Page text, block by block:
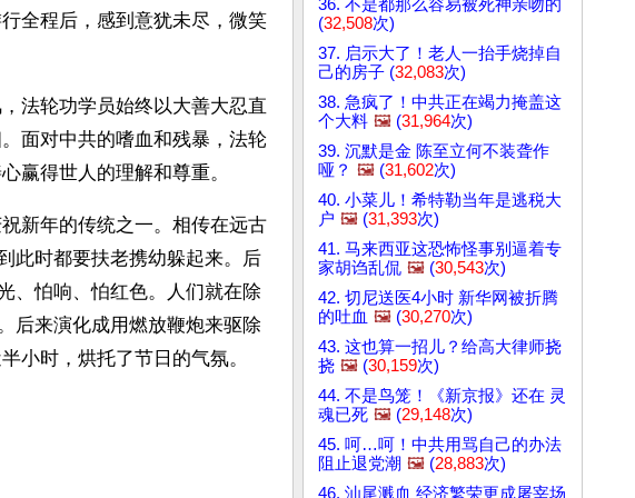
全程后，感到意犹未尽，微笑
法轮功学员始终以大善大忍直
面对中共的嗜血和残暴，法轮
赢得世人的理解和尊重。
新年的传统之一。相传在远古
此时都要扶老携幼躲起来。后
、怕响、怕红色。人们就在除
后来演化成用燃放鞭炮来驱除
小时，烘托了节日的气氛。
36. 不是都那么容易被死神亲吻的
(32,508次)
37. 启示大了！老人一抬手烧掉自
己的房子 (32,083次)
38. 急疯了！中共正在竭力掩盖这
个大料 🖼️ (31,964次)
39. 沉默是金 陈至立何不装聋作
哑？ 🖼️ (31,602次)
40. 小菜儿！希特勒当年是逃税大
户 🖼️ (31,393次)
41. 马来西亚这恐怖怪事别逼着专
家胡诌乱侃 🖼️ (30,543次)
42. 切尼送医4小时 新华网被折腾
的吐血 🖼️ (30,270次)
43. 这也算一招儿？给高大律师挠
挠 🖼️ (30,159次)
44. 不是鸟笼！《新京报》还在 灵
魂已死 🖼️ (29,148次)
45. 呵…呵！中共用骂自己的办法
阻止退党潮 🖼️ (28,883次)
46. 汕尾溅血 经济繁荣更成屠宰场